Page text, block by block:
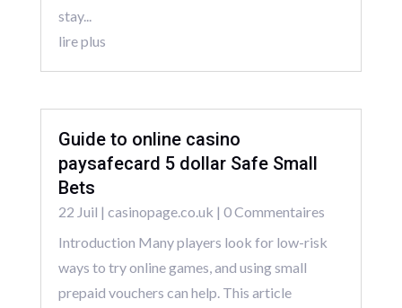
stay...
lire plus
Guide to online casino
paysafecard 5 dollar Safe Small
Bets
22 Juil | casinopage.co.uk | 0 Commentaires
Introduction Many players look for low-risk
ways to try online games, and using small
prepaid vouchers can help. This article